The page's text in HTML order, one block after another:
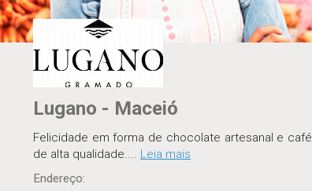
Lugano - Maceió
Felicidade em forma de chocolate artesanal e café
de alta qualidade.... Leia mais
Endereço: